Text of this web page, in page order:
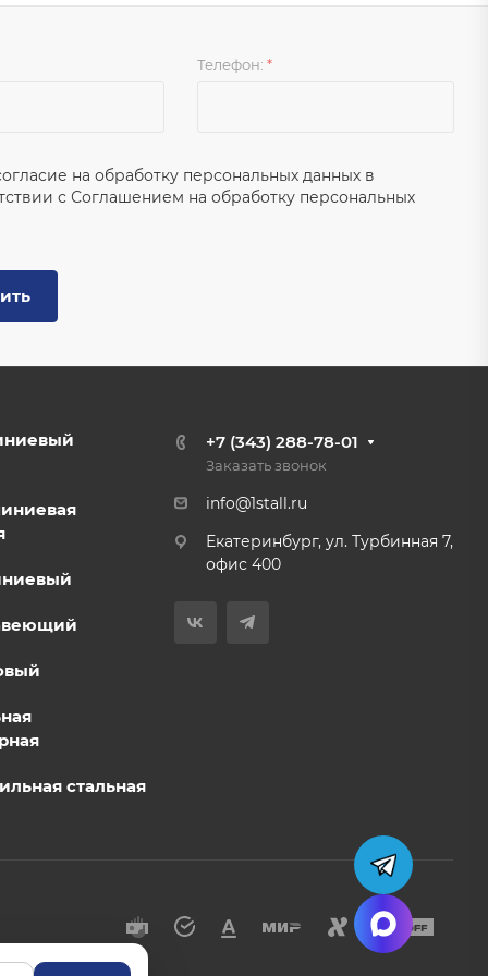
Телефон: *
на обработку персональных данных в
с Соглашением на обработку персональных
стальная
+7 (343) 288-78-01
Заказать звонок
info@1stall.ru
Екатеринбург, ул. Турбинная 7,
офис 400